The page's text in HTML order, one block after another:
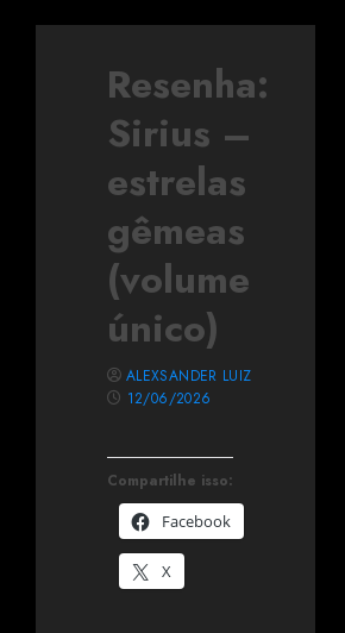
Resenha:
Sirius –
estrelas
gêmeas
(volume
único)
Compartilhe isso:
Facebook
X
ALEXSANDER LUIZ
12/06/2026